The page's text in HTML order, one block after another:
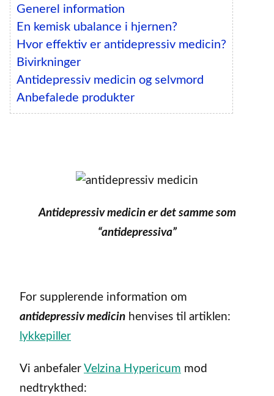
Generel information
En kemisk ubalance i hjernen?
Hvor effektiv er antidepressiv medicin?
Bivirkninger
Antidepressiv medicin og selvmord
Anbefalede produkter
Antidepressiv medicin er det samme som
“antidepressiva”
For supplerende information om
antidepressiv medicin henvises til artiklen:
lykkepiller
Vi anbefaler Velzina Hypericum mod
nedtrykthed: